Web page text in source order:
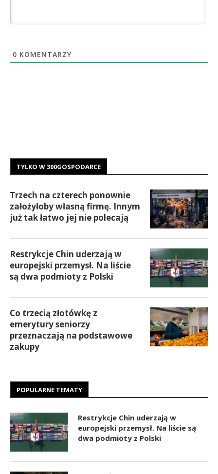
0 KOMENTARZY
TYLKO W 300GOSPODARCE
Trzech na czterech ponownie
założyłoby własną firmę. Innym
już tak łatwo jej nie polecają
Restrykcje Chin uderzają w
europejski przemysł. Na liście
są dwa podmioty z Polski
Co trzecią złotówkę z
emerytury seniorzy
przeznaczają na podstawowe
zakupy
POPULARNE TEMATY
Restrykcje Chin uderzają w
europejski przemysł. Na liście są
dwa podmioty z Polski